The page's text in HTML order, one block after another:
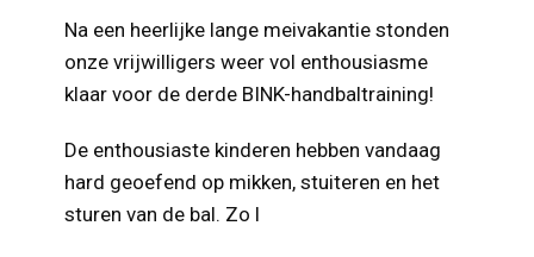
Na een heerlijke lange meivakantie stonden
onze vrijwilligers weer vol enthousiasme
klaar voor de derde BINK-handbaltraining!
De enthousiaste kinderen hebben vandaag
hard geoefend op mikken, stuiteren en het
sturen van de bal. Zo l